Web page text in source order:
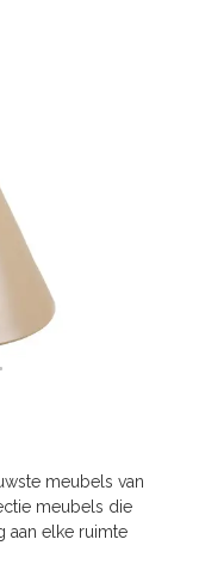
meubels van
meubels die
aan elke ruimte